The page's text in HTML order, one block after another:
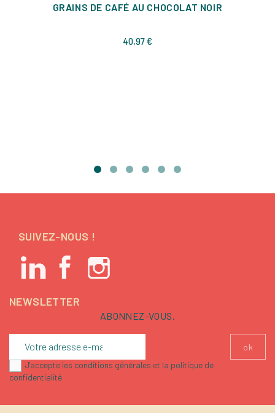
GRAINS DE CAFÉ AU CHOCOLAT NOIR
40,97 €Prix
SUIVEZ-NOUS !
NEWSLETTER
ABONNEZ-VOUS.
J'accepte les conditions générales et la politique de
confidentialité